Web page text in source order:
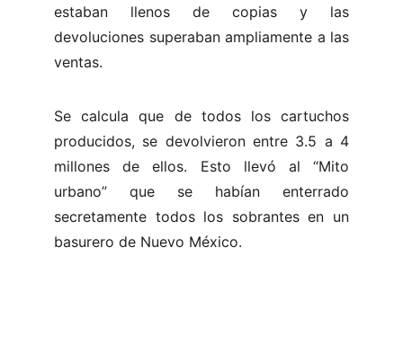
estaban llenos de copias y las
devoluciones superaban ampliamente a las
ventas.
Se calcula que de todos los cartuchos
producidos, se devolvieron entre 3.5 a 4
millones de ellos. Esto llevó al “Mito
urbano” que se habían enterrado
secretamente todos los sobrantes en un
basurero de Nuevo México.